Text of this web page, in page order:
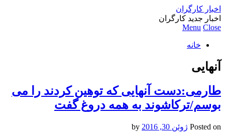
اخبار کارگران
اخبار جدید کارگران
Menu Close
خانه
آنهایی
طارمی:دست آنهایی که توهین کردند را می
بوسم/ترکاشوند به همه دروغ گفت
Posted on ژوئن 30, 2016